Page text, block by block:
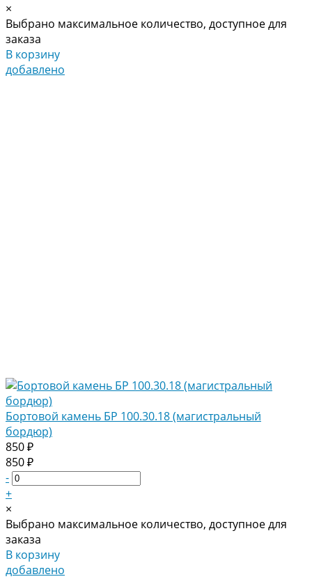
×
Выбрано максимальное количество, доступное для
заказа
В корзину
добавлено
Бортовой камень БР 100.30.18 (магистральный
бордюр)
850 ₽
850 ₽
-
+
×
Выбрано максимальное количество, доступное для
заказа
В корзину
добавлено